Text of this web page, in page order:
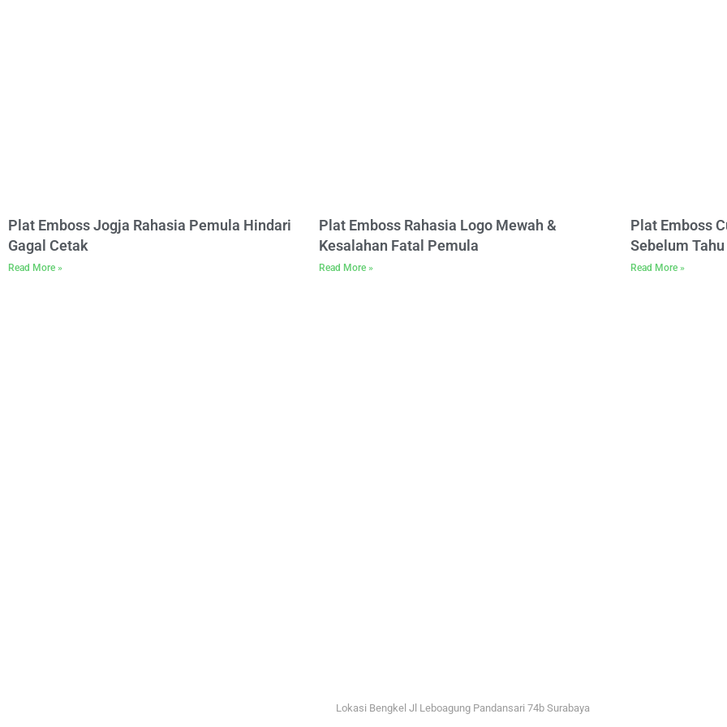
Plat Emboss Jogja Rahasia Pemula Hindari
Gagal Cetak
Read More »
Plat Emboss Rahasia Logo Mewah &
Kesalahan Fatal Pemula
Read More »
Plat Emboss
Sebelum
Read More »
Lokasi Bengkel Jl Leboagung Pandansari 74b Surabaya